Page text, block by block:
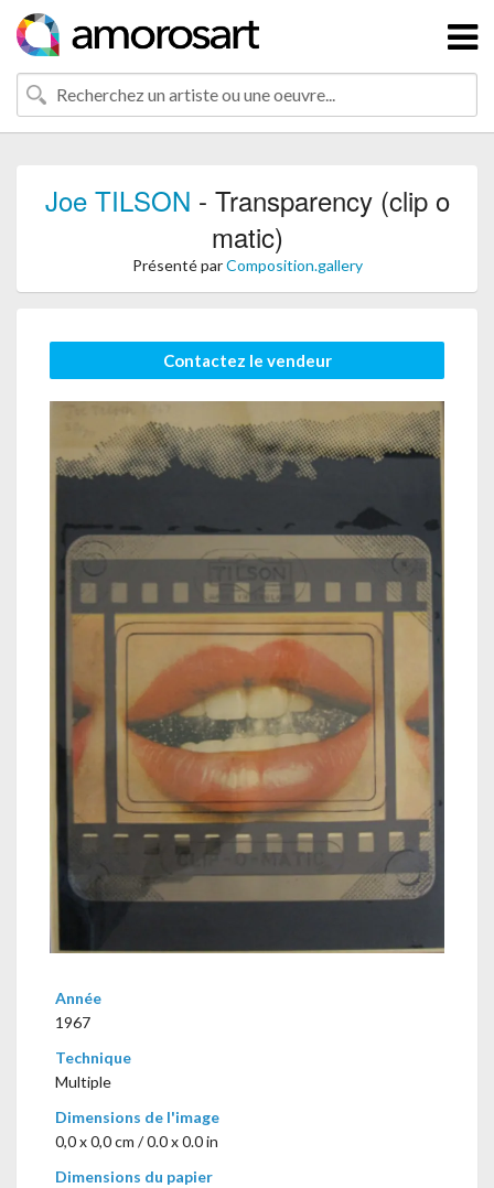
Joe TILSON - Transparency (clip o
matic)
Présenté parComposition.gallery
Contactez le vendeur
Année
1967
Technique
Multiple
Dimensions de l'image
0,0 x 0,0 cm / 0.0 x 0.0 in
Dimensions du papier